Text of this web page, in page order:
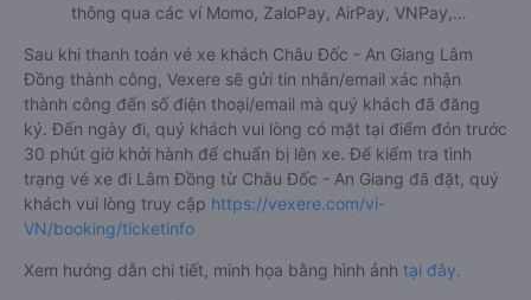
thông qua các ví Momo, ZaloPay, AirPay, VNPay,…
Sau khi thanh toán vé xe khách Châu Đốc - An Giang Lâm
Đồng thành công, Vexere sẽ gửi tin nhắn/email xác nhận
thành công đến số điện thoại/email mà quý khách đã đăng
ký. Đến ngày đi, quý khách vui lòng có mặt tại điểm đón trước
30 phút giờ khởi hành để chuẩn bị lên xe. Để kiểm tra tình
trạng vé xe đi Lâm Đồng từ Châu Đốc - An Giang đã đặt, quý
khách vui lòng truy cập https://vexere.com/vi-
VN/booking/ticketinfo
Xem hướng dẫn chi tiết, minh họa bằng hình ảnh tại đây.